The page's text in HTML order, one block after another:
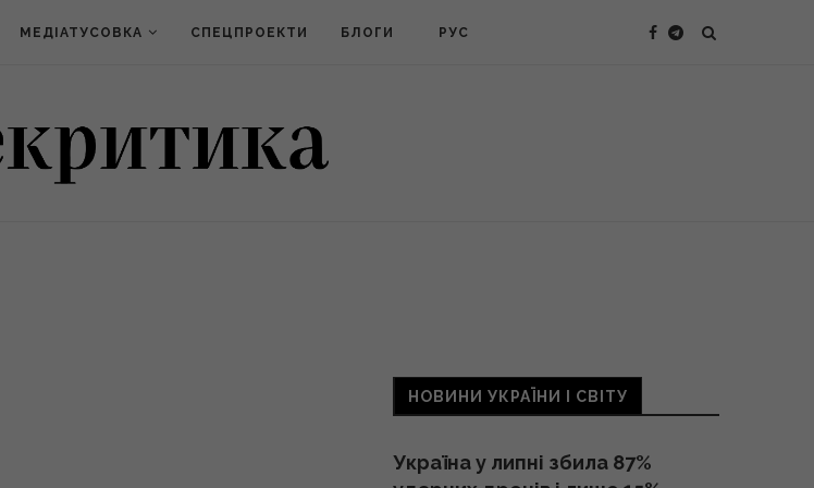
МЕДІАТУСОВКА СПЕЦПРОЕКТИ БЛОГИ РУС
НОВИНИ УКРАЇНИ І СВІТУ
Україна у липні збила 87%